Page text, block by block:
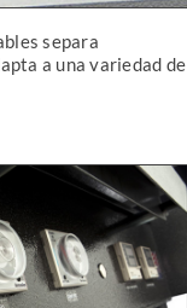
separa
a una variedad de